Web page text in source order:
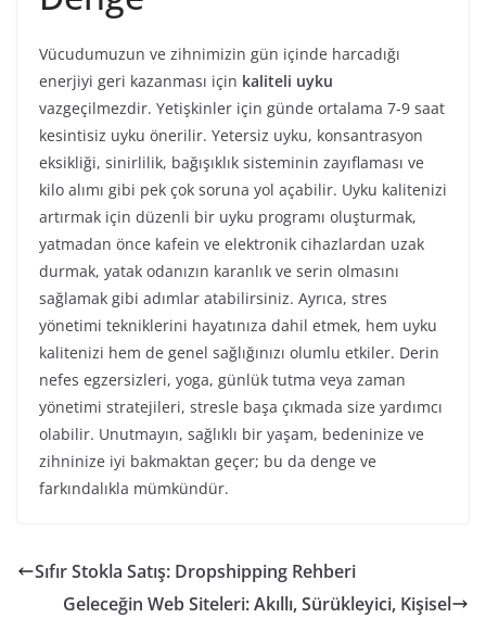
Vücudumuzun ve zihnimizin gün içinde harcadığı
enerjiyi geri kazanması için kaliteli uyku
vazgeçilmezdir. Yetişkinler için günde ortalama 7-9 saat
kesintisiz uyku önerilir. Yetersiz uyku, konsantrasyon
eksikliği, sinirlilik, bağışıklık sisteminin zayıflaması ve
kilo alımı gibi pek çok soruna yol açabilir. Uyku kalitenizi
artırmak için düzenli bir uyku programı oluşturmak,
yatmadan önce kafein ve elektronik cihazlardan uzak
durmak, yatak odanızın karanlık ve serin olmasını
sağlamak gibi adımlar atabilirsiniz. Ayrıca, stres
yönetimi tekniklerini hayatınıza dahil etmek, hem uyku
kalitenizi hem de genel sağlığınızı olumlu etkiler. Derin
nefes egzersizleri, yoga, günlük tutma veya zaman
yönetimi stratejileri, stresle başa çıkmada size yardımcı
olabilir. Unutmayın, sağlıklı bir yaşam, bedeninize ve
zihninize iyi bakmaktan geçer; bu da denge ve
farkındalıkla mümkündür.
Sıfır Stokla Satış: Dropshipping Rehberi
Geleceğin Web Siteleri: Akıllı, Sürükleyici, Kişisel